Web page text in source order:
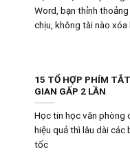
Word, bạn thỉnh
chịu, không tài nào xóa
15 TỔ HỢP PHÍM
GIAN GẤP 2 LẦN
Học tin học văn phòng
hiệu quả thì lâu dài các
tốc